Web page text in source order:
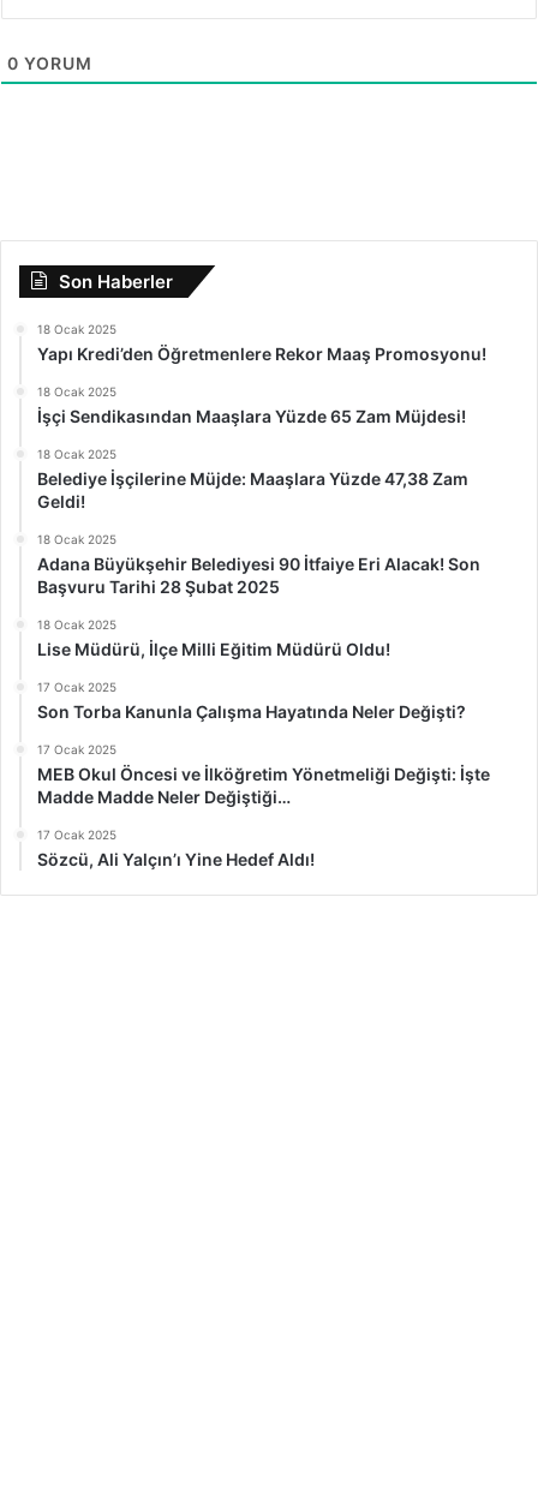
0 YORUM
Son Haberler
18 Ocak 2025
Yapı Kredi’den Öğretmenlere Rekor Maaş Promosyonu!
18 Ocak 2025
İşçi Sendikasından Maaşlara Yüzde 65 Zam Müjdesi!
18 Ocak 2025
Belediye İşçilerine Müjde: Maaşlara Yüzde 47,38 Zam
Geldi!
18 Ocak 2025
Adana Büyükşehir Belediyesi 90 İtfaiye Eri Alacak! Son
Başvuru Tarihi 28 Şubat 2025
18 Ocak 2025
Lise Müdürü, İlçe Milli Eğitim Müdürü Oldu!
17 Ocak 2025
Son Torba Kanunla Çalışma Hayatında Neler Değişti?
17 Ocak 2025
MEB Okul Öncesi ve İlköğretim Yönetmeliği Değişti: İşte
Madde Madde Neler Değiştiği…
17 Ocak 2025
Sözcü, Ali Yalçın’ı Yine Hedef Aldı!